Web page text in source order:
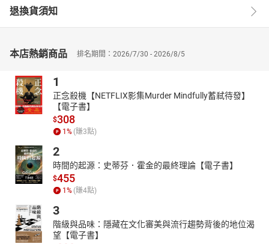
✅ 實戰淬鍊，原汁原味的教學精華
為實戰而寫。
針對各種常見的職場難題：報告講不清？競聘好緊張？簡報抓不到
重點？
書中都有對應的技巧說明與操作範例，步驟清楚，照著做就上手！
⭐ 誠摯推薦 ✦ 過來人這樣說
「未來的職場將兩極化：被AI取代的失語者，與駕馭AI的表達者。
這本書就是助你成為後者的關鍵指南。」
——業界誠摯推薦
「多年來參加過不少溝通課，紀老師是我聽過最會教表達的人。
現在她把課程濃縮進書裡，結合AI工具，內容實用又有系統，真心
——讀者實證回饋
退換貨須知
本店熱銷商品 排名期間：2026/7/30 - 2026/8/5
1
正念殺機【NETFLIX影集Murder Mindfully蓄弒待發】
【電子書】
$308
1 % (賺3點)
2
時間的起源：史蒂芬．霍金的最終理論【電子書】
$455
1 % (賺4點)
3
階級與品味：隱藏在文化審美與流行趨勢背後的地位渴
望【電子書】